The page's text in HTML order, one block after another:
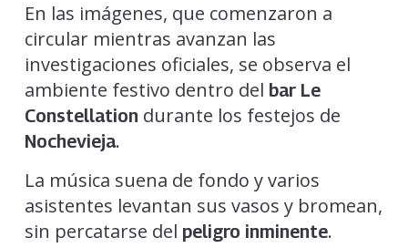
En las imágenes, que comenzaron a
circular mientras avanzan las
investigaciones oficiales, se observa el
ambiente festivo dentro del bar Le
Constellation durante los festejos de
Nochevieja.
La música suena de fondo y varios
asistentes levantan sus vasos y bromean,
sin percatarse del peligro inminente.